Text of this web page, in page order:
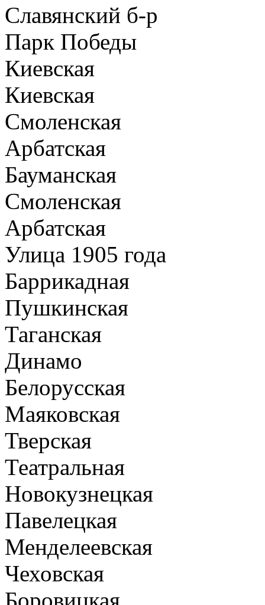
Славянский б-р
Парк Победы
Киевская
Киевская
Смоленская
Арбатская
Бауманская
Смоленская
Арбатская
Улица 1905 года
Баррикадная
Пушкинская
Таганская
Динамо
Белорусская
Маяковская
Тверская
Театральная
Новокузнецкая
Павелецкая
Менделеевская
Чеховская
Боровицкая